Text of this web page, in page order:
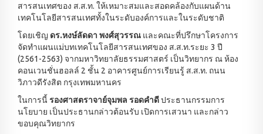
สารสนเทศของ ส.ส.ท. ให้เหมาะสมและสอดคล้องกับแผนด้าน
เทคโนโลยีสารสนเทศทั้งในระดับองค์การและในระดับชาติ
โดยเชิญ ดร.หงษ์ลัดดา พงศ์สุวรรณ และคณะที่ปรึกษาโครงการ
จัดทำแผนแม่บทเทคโนโลยีสารสนเทศของ ส.ส.ท.ระยะ 3 ปี
(2561-2563) จากมหาวิทยาลัยธรรมศาสตร์ เป็นวิทยากร ณ ห้อง
คอนเวนชั่นฮอลล์ 2 ชั้น 2 อาคารศูนย์การเรียนรู้ ส.ส.ท. ถนน
วิภาวดีรังสิต กรุงเทพมหานคร
ในการนี้รองศาสตราจาย์จุมพล รอดคำดีประธานกรรมการ
นโยบาย เป็นประธานกล่าวต้อนรับ เปิดการเสวนา และกล่าว
ขอบคุณวิทยากร